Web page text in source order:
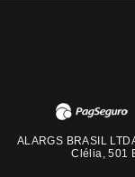
ALARGS BRASIL
Clélia, 501